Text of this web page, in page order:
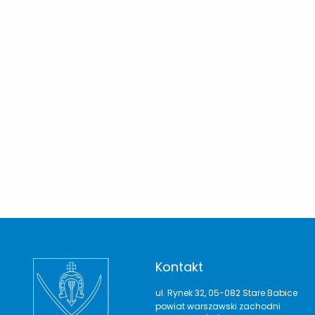
Kontakt
ul. Rynek 32, 05-082 Stare Babice
powiat warszawski zachodni